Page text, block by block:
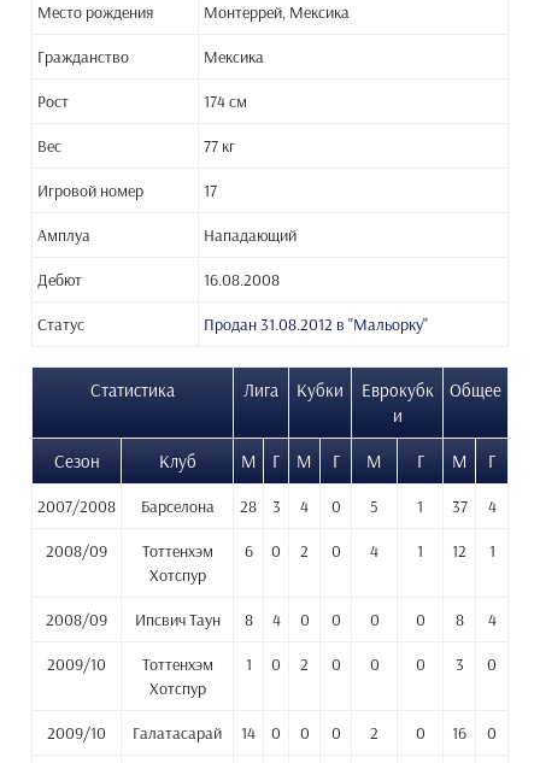
Место рождения Монтеррей, Мексика
Гражданство Мексика
Рост 174 см
Вес 77 кг
Игровой номер 17
Амплуа Нападающий
Дебют 16.08.2008
Статус Продан 31.08.2012 в "Мальорку"
Статистика Лига Кубки
Еврокубк
и
Общее
Сезон Клуб М Г М Г М Г М Г
2007/2008 Барселона 28 3 4 0 5 1 37 4
2008/09
Тоттенхэм
Хотспур
6 0 2 0 4 1 12 1
2008/09 Ипсвич Таун 8 4 0 0 0 0 8 4
2009/10
Тоттенхэм
Хотспур
1 0 2 0 0 0 3 0
2009/10 Галатасарай 14 0 0 0 2 0 16 0